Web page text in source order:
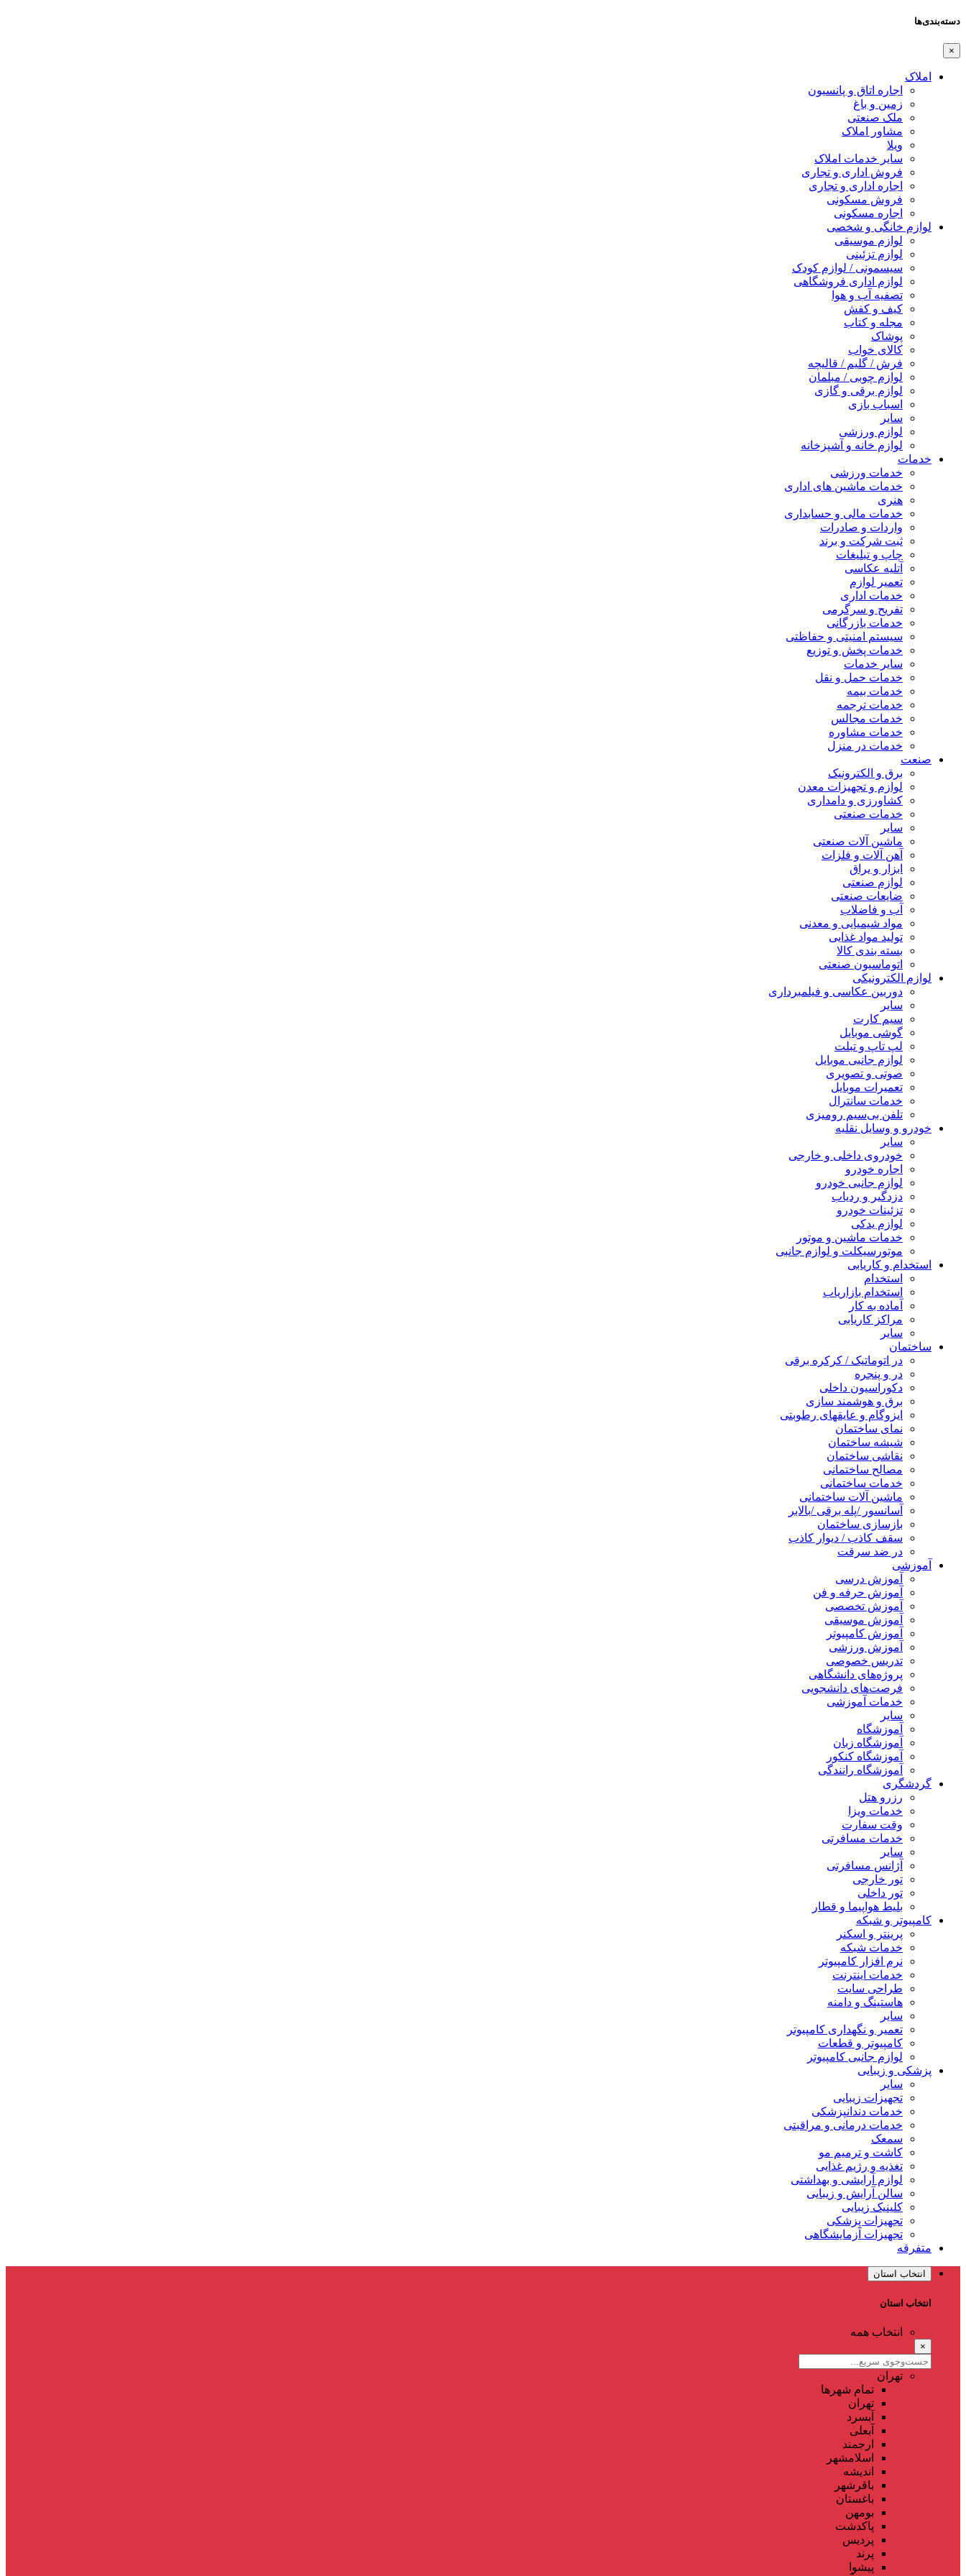
دسته‌بندی‌ها
×
املاک
اجاره اتاق و پانسیون
زمین و باغ
ملک صنعتی
مشاور املاک
ویلا
سایر خدمات املاک
فروش اداری و تجاری
اجاره اداری و تجاری
فروش مسکونی
اجاره مسکونی
لوازم خانگی و شخصی
لوازم موسیقی
لوازم تزئینی
سیسمونی / لوازم کودک
لوازم اداری فروشگاهی
تصفیه آب و هوا
کیف و کفش
مجله و کتاب
پوشاک
کالای خواب
فرش / گلیم / قالیچه
لوازم چوبی / مبلمان
لوازم برقی و گازی
اسباب بازی
سایر
لوازم ورزشی
لوازم خانه و آشپزخانه
خدمات
خدمات ورزشی
خدمات ماشین های اداری
هنری
خدمات مالی و حسابداری
واردات و صادرات
ثبت شرکت و برند
چاپ و تبلیغات
آتلیه عکاسی
تعمیر لوازم
خدمات اداری
تفریح و سرگرمی
خدمات بازرگانی
سیستم امنیتی و حفاظتی
خدمات پخش و توزیع
سایر خدمات
خدمات حمل و نقل
خدمات بیمه
خدمات ترجمه
خدمات مجالس
خدمات مشاوره
خدمات در منزل
صنعت
برق و الکترونیک
لوازم و تجهیزات معدن
کشاورزی و دامداری
خدمات صنعتی
سایر
ماشین آلات صنعتی
آهن آلات و فلزات
ابزار و یراق
لوازم صنعتی
ضایعات صنعتی
آب و فاضلاب
مواد شیمیایی و معدنی
تولید مواد غذایی
بسته بندی کالا
اتوماسیون صنعتی
لوازم الکترونیکی
دوربین عکاسی و فیلمبرداری
سایر
سیم کارت
گوشی موبایل
لپ تاپ و تبلت
لوازم جانبی موبایل
صوتی و تصویری
تعمیرات موبایل
خدمات سانترال
تلفن بی‌سیم رومیزی
خودرو و وسایل نقلیه
سایر
خودروی داخلی و خارجی
اجاره خودرو
لوازم جانبی خودرو
دزدگیر و ردیاب
تزئینات خودرو
لوازم یدکی
خدمات ماشین و موتور
موتورسیکلت و لوازم جانبی
استخدام و کاریابی
استخدام
استخدام بازاریاب
آماده به کار
مراکز کاریابی
سایر
ساختمان
در اتوماتیک / کرکره برقی
در و پنجره
دکوراسیون داخلی
برق و هوشمند سازی
ایزوگام و عایقهای رطوبتی
نمای ساختمان
شیشه ساختمان
نقاشی ساختمان
مصالح ساختمانی
خدمات ساختمانی
ماشین آلات ساختمانی
آسانسور /پله برقی /بالابر
بازسازی ساختمان
سقف کاذب / دیوار کاذب
در ضد سرقت
آموزشی
آموزش درسی
آموزش حرفه و فن
آموزش تخصصی
آموزش موسیقی
آموزش کامپیوتر
آموزش ورزشی
تدریس خصوصی
پروژه‌های دانشگاهی
فرصت‌های دانشجویی
خدمات آموزشی
سایر
آموزشگاه
آموزشگاه زبان
آموزشگاه کنکور
آموزشگاه رانندگی
گردشگری
رزرو هتل
خدمات ویزا
وقت سفارت
خدمات مسافرتی
سایر
آژانس مسافرتی
تور خارجی
تور داخلی
بلیط هواپیما و قطار
کامپیوتر و شبکه
پرینتر و اسکنر
خدمات شبکه
نرم افزار کامپیوتر
خدمات اینترنت
طراحی سایت
هاستینگ و دامنه
سایر
تعمیر و نگهداری کامپیوتر
کامپیوتر و قطعات
لوازم جانبی کامپیوتر
پزشکی و زیبایی
سایر
تجهیزات زیبایی
خدمات دندانپزشکی
خدمات درمانی و مراقبتی
سمعک
کاشت و ترمیم مو
تغذیه و رژیم غذایی
لوازم آرایشی و بهداشتی
سالن آرایش و زیبایی
کلینیک زیبایی
تجهیزات پزشکی
تجهیزات آزمایشگاهی
متفرقه
انتخاب استان
انتخاب استان
انتخاب همه
×
تهران
تمام شهر‌ها
تهران
آبسرد
آبعلی
ارجمند
اسلامشهر
اندیشه
باقرشهر
باغستان
بومهن
پاکدشت
پردیس
پرند
پیشوا